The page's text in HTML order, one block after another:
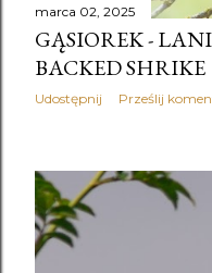
marca 02, 2025
GĄSIOREK -
BACKED SHRIKE
Udostępnij Prześlij